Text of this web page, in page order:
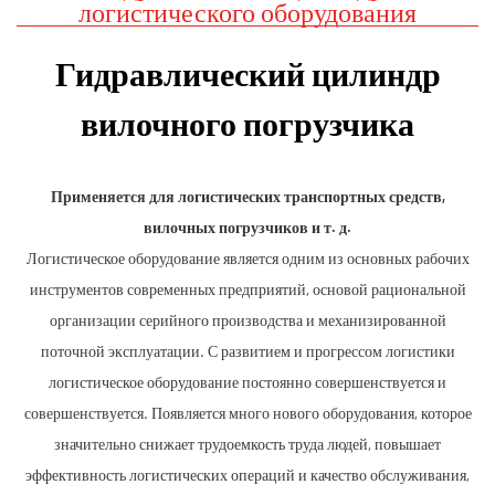
логистического оборудования
Гидравлический цилиндр
вилочного погрузчика
Применяется для логистических транспортных средств,
вилочных погрузчиков и т. д.
Логистическое оборудование является одним из основных рабочих
инструментов современных предприятий, основой рациональной
организации серийного производства и механизированной
поточной эксплуатации. С развитием и прогрессом логистики
логистическое оборудование постоянно совершенствуется и
совершенствуется. Появляется много нового оборудования, которое
значительно снижает трудоемкость труда людей, повышает
эффективность логистических операций и качество обслуживания,